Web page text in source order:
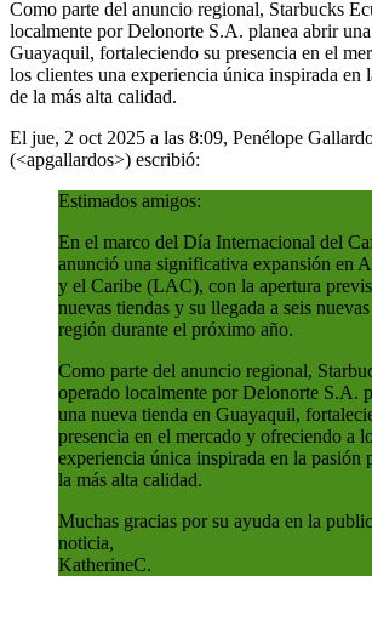
Como parte del anuncio regional, Starbucks
localmente por Delonorte S.A. planea abrir
Guayaquil, fortaleciendo su presencia en el
los clientes una experiencia única inspirada en
de la más alta calidad.
El jue, 2 oct 2025 a las 8:09, Penélope
(<apgallardos>) escribió:
Estimados amigos:
En el marco del Día Internacional del
anunció una significativa expansión en
y el Caribe (LAC), con la apertura
nuevas tiendas y su llegada a seis
región durante el próximo año.
Como parte del anuncio regional,
operado localmente por Delonorte S.A.
una nueva tienda en Guayaquil,
presencia en el mercado y ofreciendo a
experiencia única inspirada en la pasión
la más alta calidad.
Muchas gracias por su ayuda en la
noticia,
KatherineC.